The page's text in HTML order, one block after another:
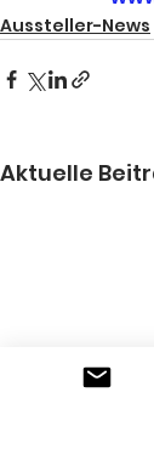
Aussteller-News
Aktuelle